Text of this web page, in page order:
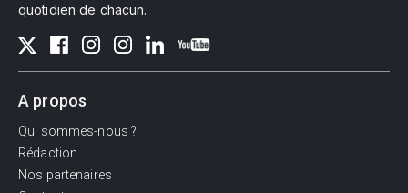
quotidien de chacun.
A propos
Qui sommes-nous ?
Rédaction
Nos partenaires